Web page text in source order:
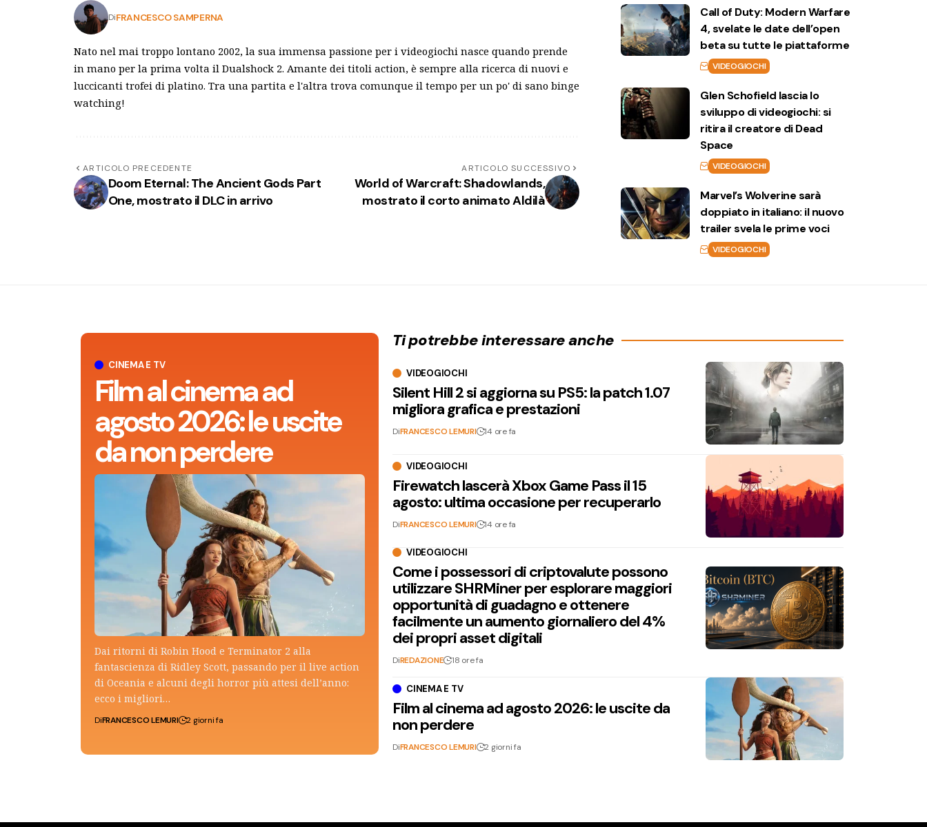
DiFRANCESCO SAMPERNA
Nato nel mai troppo lontano 2002, la sua immensa passione per i videogiochi nasce quando prende
in mano per la prima volta il Dualshock 2. Amante dei titoli action, è sempre alla ricerca di nuovi e
luccicanti trofei di platino. Tra una partita e l'altra trova comunque il tempo per un po' di sano binge
watching!
ARTICOLO PRECEDENTE
Doom Eternal: The Ancient Gods Part
One, mostrato il DLC in arrivo
ARTICOLO SUCCESSIVO
World of Warcraft: Shadowlands,
mostrato il corto animato Aldilà
Call of Duty: Modern Warfare
4, svelate le date dell’open
beta su tutte le piattaforme
VIDEOGIOCHI
Glen Schofield lascia lo
sviluppo di videogiochi: si
ritira il creatore di Dead
Space
VIDEOGIOCHI
Marvel’s Wolverine sarà
doppiato in italiano: il nuovo
trailer svela le prime voci
VIDEOGIOCHI
CINEMA E TV
Film al cinema ad
agosto 2026: le uscite
da non perdere
Dai ritorni di Robin Hood e Terminator 2 alla
fantascienza di Ridley Scott, passando per il live action
di Oceania e alcuni degli horror più attesi dell’anno:
ecco i migliori…
DiFRANCESCO LEMURI 2 giorni fa
Ti potrebbe interessare anche
VIDEOGIOCHI
Silent Hill 2 si aggiorna su PS5: la patch 1.07
migliora grafica e prestazioni
DiFRANCESCO LEMURI 14 ore fa
VIDEOGIOCHI
Firewatch lascerà Xbox Game Pass il 15
agosto: ultima occasione per recuperarlo
DiFRANCESCO LEMURI 14 ore fa
VIDEOGIOCHI
Come i possessori di criptovalute possono
utilizzare SHRMiner per esplorare maggiori
opportunità di guadagno e ottenere
facilmente un aumento giornaliero del 4%
dei propri asset digitali
DiREDAZIONE 18 ore fa
CINEMA E TV
Film al cinema ad agosto 2026: le uscite da
non perdere
DiFRANCESCO LEMURI 2 giorni fa